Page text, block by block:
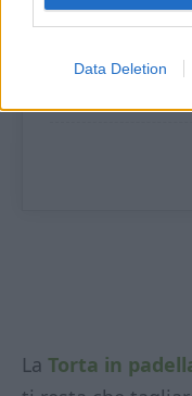
Data Deletion
La Torta in